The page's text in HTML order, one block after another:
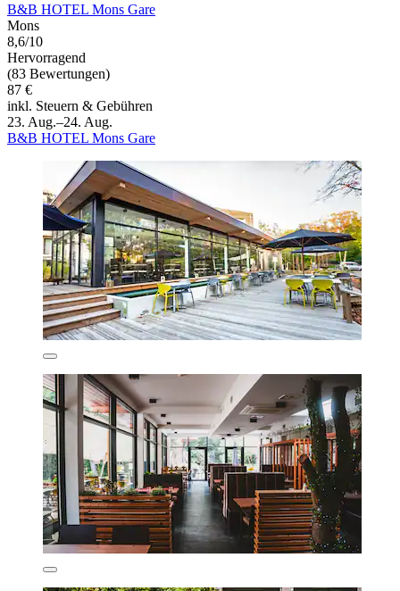
B&B HOTEL Mons Gare
Mons
8,6/10
Hervorragend
(83 Bewertungen)
87 €
inkl. Steuern & Gebühren
23. Aug.–24. Aug.
B&B HOTEL Mons Gare